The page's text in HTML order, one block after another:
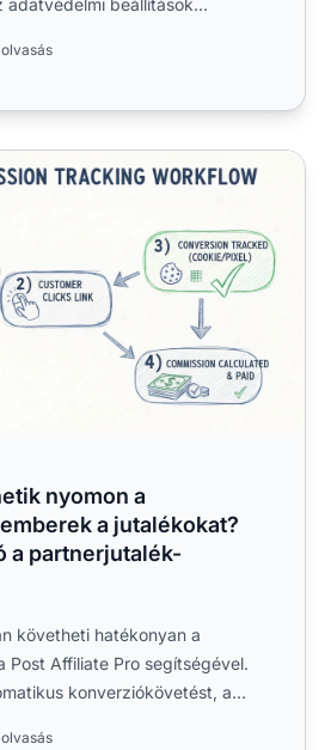
a marketingszakemberek a
nyomon a
a jutalékokat?
a partnerjutalék-
követheti hatékonyan a
Post Affiliate Pro segítségével.
konverziókövetést, a